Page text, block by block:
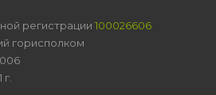
регистрации 100026606
горисполком